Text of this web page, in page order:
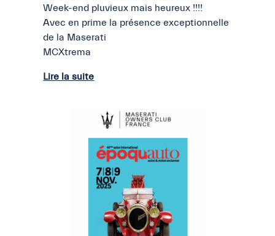
Week-end pluvieux mais heureux !!!!
Avec en prime la présence exceptionnelle
de la Maserati
MCXtrema
Lire la suite